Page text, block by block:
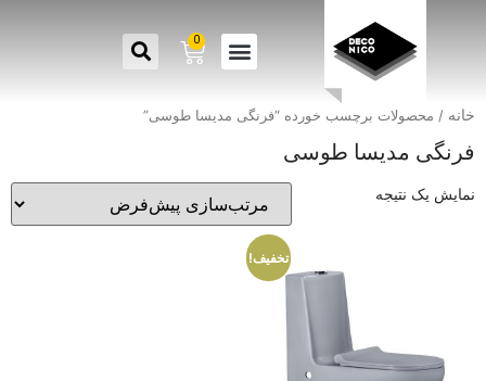
0
خانه / محصولات برچسب خورده “فرنگی مدیسا طوسی”
فرنگی مدیسا طوسی
نمایش یک نتیجه
تخفیف!